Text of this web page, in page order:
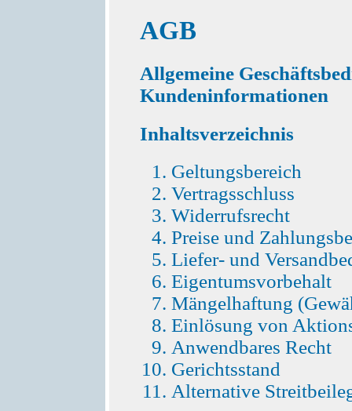
AGB
Allgemeine
Kundeninformationen
Inhaltsverzeichnis
Geltungsbereich
Vertragsschluss
Widerrufsrecht
Preise und
Liefer- und
Eigentumsvorbehalt
Mängelhaftung
Einlösung von
Anwendbares Recht
Gerichtsstand
Alternative